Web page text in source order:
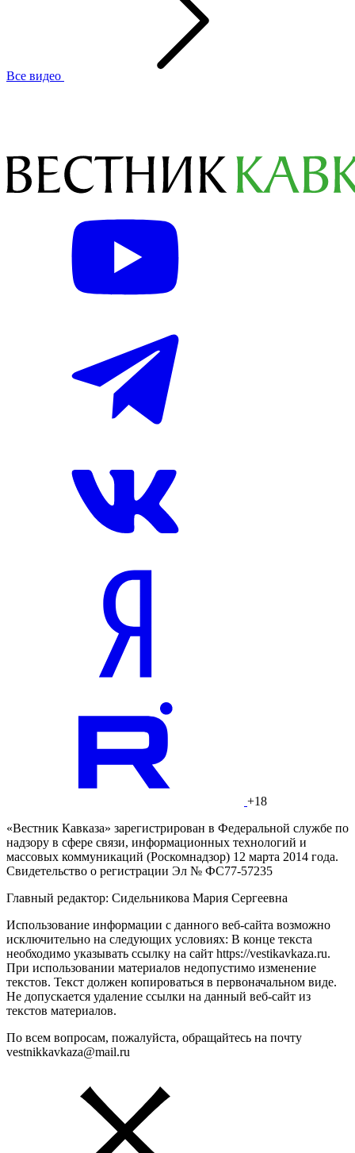
Все видео
+18
«Вестник Кавказа» зарегистрирован в Федеральной службе по
надзору в сфере связи, информационных технологий и
массовых коммуникаций (Роскомнадзор) 12 марта 2014 года.
Свидетельство о регистрации Эл № ФС77-57235
Главный редактор: Сидельникова Мария Сергеевна
Использование информации с данного веб-сайта возможно
исключительно на следующих условиях: В конце текста
необходимо указывать ссылку на сайт https://vestikavkaza.ru.
При использовании материалов недопустимо изменение
текстов. Текст должен копироваться в первоначальном виде.
Не допускается удаление ссылки на данный веб-сайт из
текстов материалов.
По всем вопросам, пожалуйста, обращайтесь на почту
vestnikkavkaza@mail.ru